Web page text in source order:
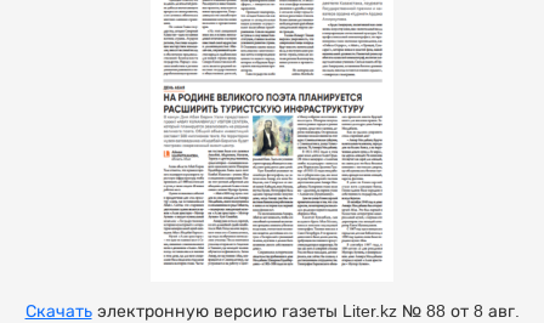
Скачатьэлектронную версию газеты Liter.kz № 88 от 8 авг.